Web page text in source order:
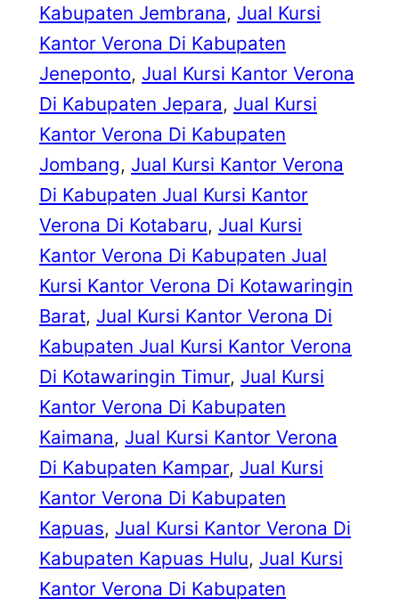
Kabupaten Jembrana, Jual Kursi
Kantor Verona Di Kabupaten
Jeneponto, Jual Kursi Kantor Verona
Di Kabupaten Jepara, Jual Kursi
Kantor Verona Di Kabupaten
Jombang, Jual Kursi Kantor Verona
Di Kabupaten Jual Kursi Kantor
Verona Di Kotabaru, Jual Kursi
Kantor Verona Di Kabupaten Jual
Kursi Kantor Verona Di Kotawaringin
Barat, Jual Kursi Kantor Verona Di
Kabupaten Jual Kursi Kantor Verona
Di Kotawaringin Timur, Jual Kursi
Kantor Verona Di Kabupaten
Kaimana, Jual Kursi Kantor Verona
Di Kabupaten Kampar, Jual Kursi
Kantor Verona Di Kabupaten
Kapuas, Jual Kursi Kantor Verona Di
Kabupaten Kapuas Hulu, Jual Kursi
Kantor Verona Di Kabupaten